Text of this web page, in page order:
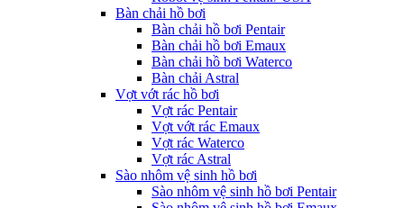
Bàn chải hồ bơi
Bàn chải hồ bơi Pentair
Bàn chải hồ bơi Emaux
Bàn chải hồ bơi Waterco
Bàn chải Astral
Vợt vớt rác hồ bơi
Vợt rác Pentair
Vợt vớt rác Emaux
Vợt rác Waterco
Vợt rác Astral
Sào nhôm vệ sinh hồ bơi
Sào nhôm vệ sinh hồ bơi Pentair